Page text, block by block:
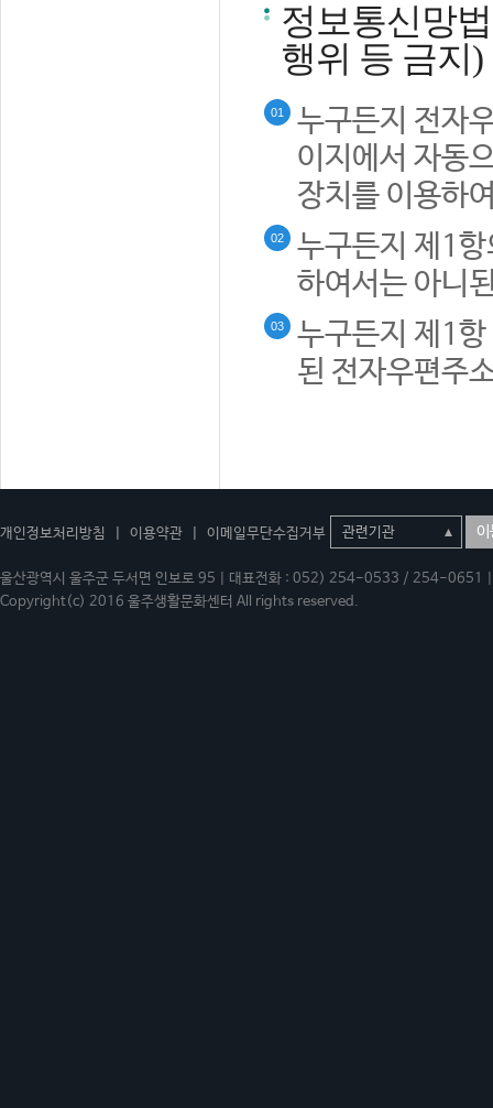
정보통신망
행위 등 금지)
01
누구든지 전자
이지에서 자동
장치를 이용하
02
누구든지 제1
하여서는 아니
03
누구든지 제1
된 전자우편주
개인정보처리방침 이용약관 이메일무단수집거부 이
울산광역시 울주군 두서면 인보로 95 | 대표전화 : 052) 254-0533 / 254-
Copyright(c) 2016 울주생활문화센터 All rights reserved.